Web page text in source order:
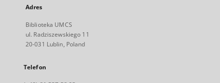
Adres
Biblioteka UMCS
ul. Radziszewskiego 11
20-031 Lublin, Poland
Telefon